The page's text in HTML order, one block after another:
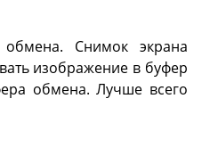
Снимок экрана
изображение в буфер
обмена. Лучше всего